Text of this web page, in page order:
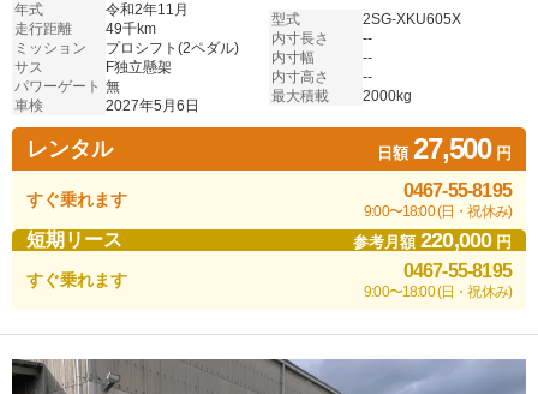
年式
令和2年11月
走行距離
49千km
ミッション
プロシフト(2ペダル)
サス
F独立懸架
パワーゲート 無
車検
2027年5月6日
型式
2SG-XKU605X
内寸長さ
--
内寸幅
--
内寸高さ
--
最大積載
2000kg
レンタル 日額27,500円
すぐ乗れます 0467-55-8195
9:00〜18:00 (日・祝休み)
短期リース 参考月額220,000円
すぐ乗れます 0467-55-8195
9:00〜18:00 (日・祝休み)